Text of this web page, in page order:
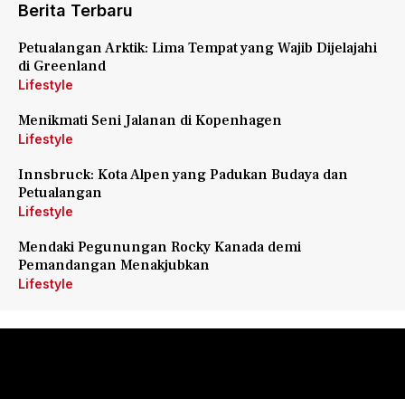
Berita Terbaru
Petualangan Arktik: Lima Tempat yang Wajib Dijelajahi
di Greenland
Lifestyle
Menikmati Seni Jalanan di Kopenhagen
Lifestyle
Innsbruck: Kota Alpen yang Padukan Budaya dan
Petualangan
Lifestyle
Mendaki Pegunungan Rocky Kanada demi
Pemandangan Menakjubkan
Lifestyle